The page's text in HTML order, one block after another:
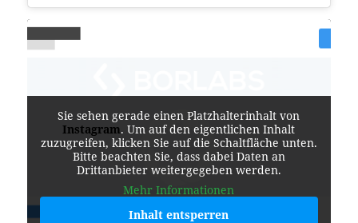
Sie sehen gerade einen Platzhalterinhalt von
Instagram. Um auf den eigentlichen Inhalt
zuzugreifen, klicken Sie auf die Schaltfläche unten.
Bitte beachten Sie, dass dabei Daten an
Drittanbieter weitergegeben werden.
Mehr Informationen
Inhalt entsperren